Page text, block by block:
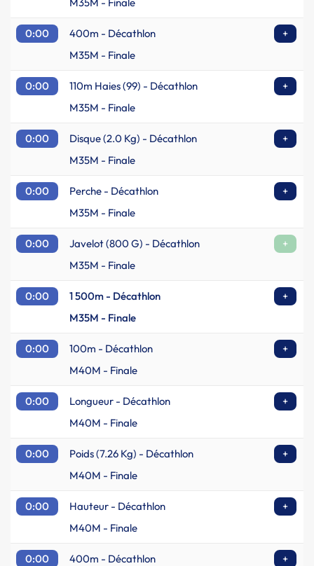
0:00 400m - Décathlon
+
M35M - Finale
0:00 110m Haies (99) - Décathlon
+
M35M - Finale
0:00 Disque (2.0 Kg) - Décathlon
+
M35M - Finale
0:00 Perche - Décathlon
+
M35M - Finale
0:00 Javelot (800 G) - Décathlon
+
M35M - Finale
0:00 1 500m - Décathlon
+
M35M - Finale
0:00 100m - Décathlon
+
M40M - Finale
0:00 Longueur - Décathlon
+
M40M - Finale
0:00 Poids (7.26 Kg) - Décathlon
+
M40M - Finale
0:00 Hauteur - Décathlon
+
M40M - Finale
0:00 400m - Décathlon
+